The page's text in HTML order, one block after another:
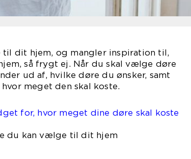
til dit hjem, og mangler inspiration til,
så frygt ej. Når du skal vælge døre
ud af, hvilke døre du ønsker, samt
meget den skal koste.
for, hvor meget dine døre skal koste
du kan vælge til dit hjem